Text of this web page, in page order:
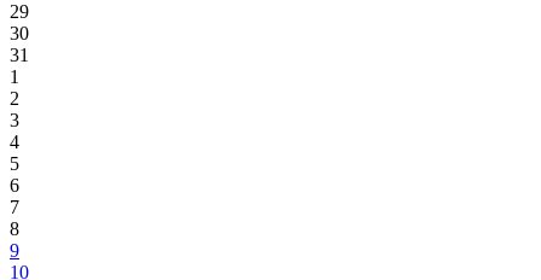
29
30
31
1
2
3
4
5
6
7
8
9
10